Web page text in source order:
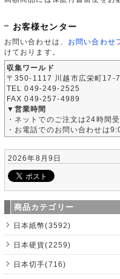
お客様センター
お問い合わせは、 お問い合わせ
けております。
収集ワールド
〒350-1117 川越市広栄町17-
TEL 049-249-2525
FAX 049-257-4989
▼営業時間
・ネットでのご注文は24時間
・お電話でのお問い合わせは
2026年8月9日
商品カテゴリー
日本紙幣(3592)
日本硬貨(2259)
日本切手(716)